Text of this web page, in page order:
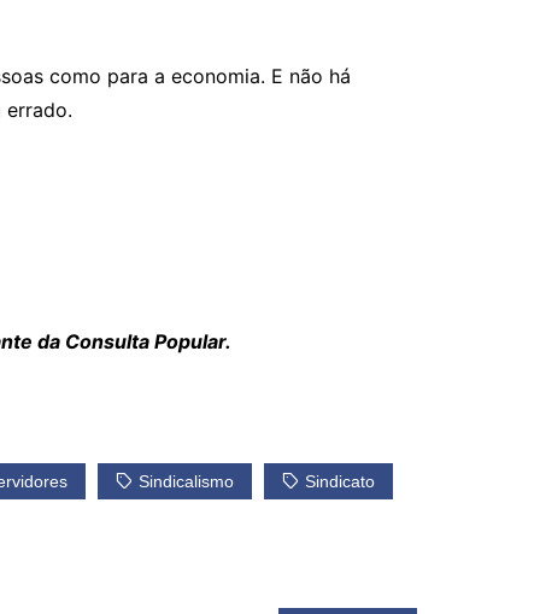
como para a economia. E não há
errado.
da Consulta Popular.
Sindicalismo Sindicato